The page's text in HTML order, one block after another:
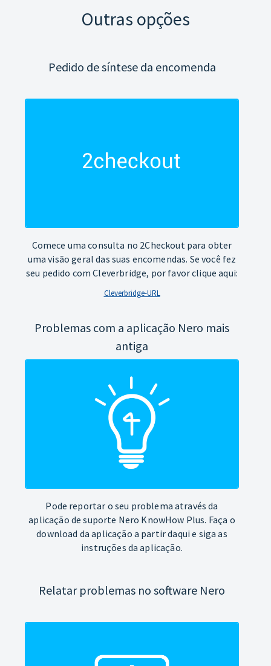
Outras opções
Pedido de síntese da encomenda
Comece uma consulta no 2Checkout para obter
uma visão geral das suas encomendas. Se você fez
seu pedido com Cleverbridge, por favor clique aqui:
Cleverbridge-URL
Problemas com a aplicação Nero mais
antiga
Pode reportar o seu problema através da
aplicação de suporte Nero KnowHow Plus. Faça o
download da aplicação a partir daqui e siga as
instruções da aplicação.
Relatar problemas no software Nero